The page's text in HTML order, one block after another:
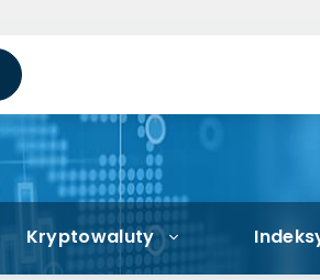
Kryptowaluty